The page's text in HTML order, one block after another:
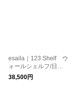
esaila｜123 Shelf ウ
ォールシェルフ/日本
正規代理店品【お取り
寄せ】
38,500円